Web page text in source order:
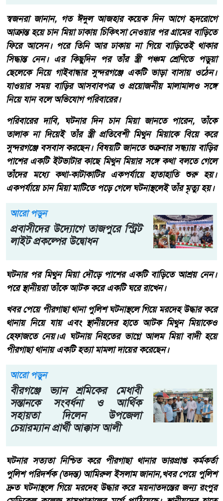
স্বজনরা জানান, গত ঈদুল আজহার কয়েক দিন আগে হৃদরোগে
আক্রান্ত হয়ে চান মিয়া ঢাকায় চিকিৎসা নেওয়ার পর গ্রামের বাড়িতে
ফিরে আসেন। পরে তিনি আর ঢাকায় না গিয়ে বাড়িতেই থাকার
সিদ্ধান্ত নেন। এর কিছুদিন পর তাঁর স্ত্রী পঞ্চম শ্রেণিতে পড়ুয়া
ছেলেকে নিয়ে গাইবান্ধার সুন্দরগঞ্জে একটি ভাড়া বাসায় ওঠেন।
যাওয়ার সময় বাড়ির আসবাবপত্র ও প্রয়োজনীয় মালামালও সঙ্গে
নিয়ে যান বলে অভিযোগ পরিবারের।
পরিবারের দাবি, ঘটনার দিন চান মিয়া জানতে পারেন, তাঁকে
তালাক না দিয়েই তাঁর স্ত্রী প্রতিবেশী মিথুন মিয়াকে বিয়ে করে
সুন্দরগঞ্জে বসবাস করছেন। বিষয়টি জানতে শুক্রবার সন্ধ্যায় বাড়ির
পাশের একটি ইটভাটার কাছে মিথুন মিয়ার সঙ্গে কথা বলতে গেলে
তাঁদের মধ্যে কথা-কাটাকাটির একপর্যায়ে হাতাহাতি শুরু হয়।
একপর্যায়ে চান মিয়া মাটিতে পড়ে গেলে ঘটনাস্থলেই তাঁর মৃত্যু হয়।
আরো পড়ুন
প্রবাসীদের উদ্যোগে তাজপুরে স্ট্রিট
লাইট প্রকল্পের উদ্বোধন
ঘটনার পর মিথুন মিয়া দৌড়ে পাশের একটি বাড়িতে আশ্রয় নেন।
পরে স্থানীয়রা তাঁকে আটক করে একটি ঘরে রাখেন।
খবর পেয়ে পীরগাছা থানা পুলিশ ঘটনাস্থলে গিয়ে মরদেহ উদ্ধার করে
থানায় নিয়ে যায় এবং স্থানীয়দের হাতে আটক মিথুন মিয়াকেও
হেফাজতে নেয়।এ ঘটনায় নিহতের ভাগ্নে আলম মিয়া বাদী হয়ে
পীরগাছা থানায় একটি হত্যা মামলা দায়ের করেছেন।
আরো পড়ুন
বীরগঞ্জে ভ্যান শ্রমিকের মেধাবী
সন্তানকে সংবর্ধনা ও আর্থিক
সহায়তা দিলেন উপজেলা
চেয়ারম্যান প্রার্থী আক্কাস আলী
ঘটনার সত্যতা নিশ্চিত করে পীরগাছা থানার ভারপ্রাপ্ত কর্মকর্তা
পুলিশ পরিদর্শক (তদন্ত) আমিরুল ইসলাম জানান,খবর পেয়ে পুলিশ
দ্রুত ঘটনাস্থলে গিয়ে মরদেহ উদ্ধার করে ময়নাতদন্তের জন্য রংপুর